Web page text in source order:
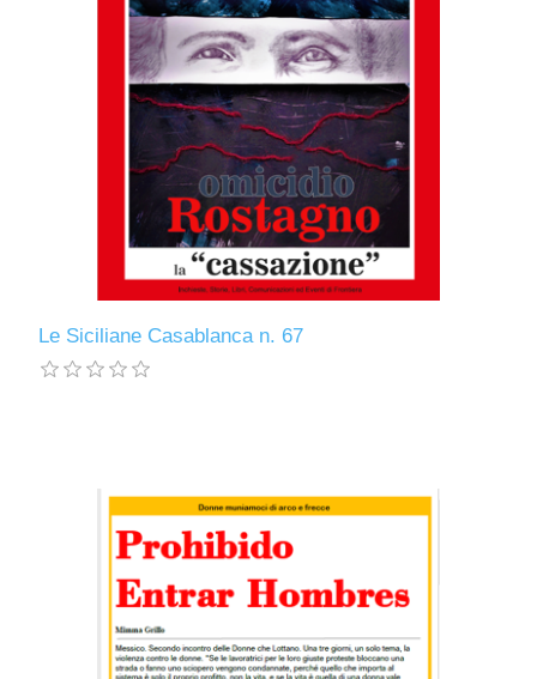
Le Siciliane Casablanca n. 67